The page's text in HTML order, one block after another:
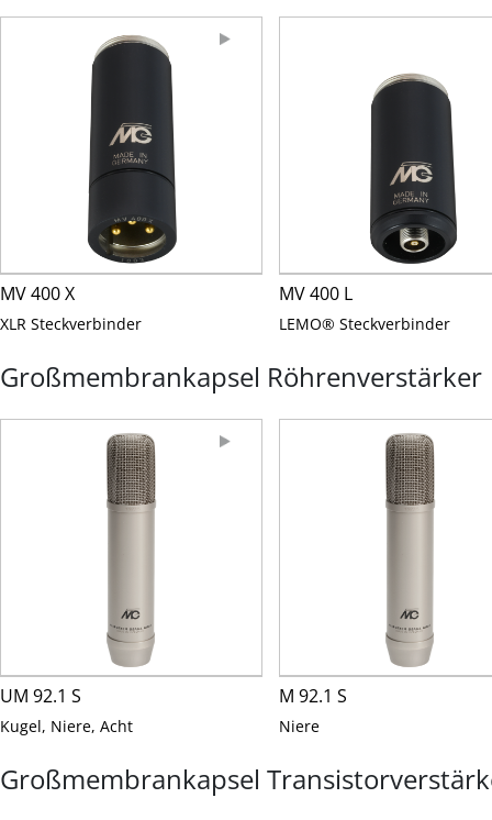
MV 400 X
XLR Steckverbinder
MV 400 L
LEMO® Steckverbinder
Großmembrankapsel Röhrenverstärker
UM 92.1 S
Kugel, Niere, Acht
M 92.1 S
Niere
Großmembrankapsel